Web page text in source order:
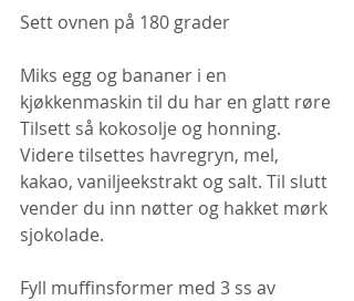
Sett ovnen på 180 grader
Miks egg og bananer i en
kjøkkenmaskin til du har en glatt røre
Tilsett så kokosolje og honning.
Videre tilsettes havregryn, mel,
kakao, vaniljeekstrakt og salt. Til slutt
vender du inn nøtter og hakket mørk
sjokolade.
Fyll muffinsformer med 3 ss av